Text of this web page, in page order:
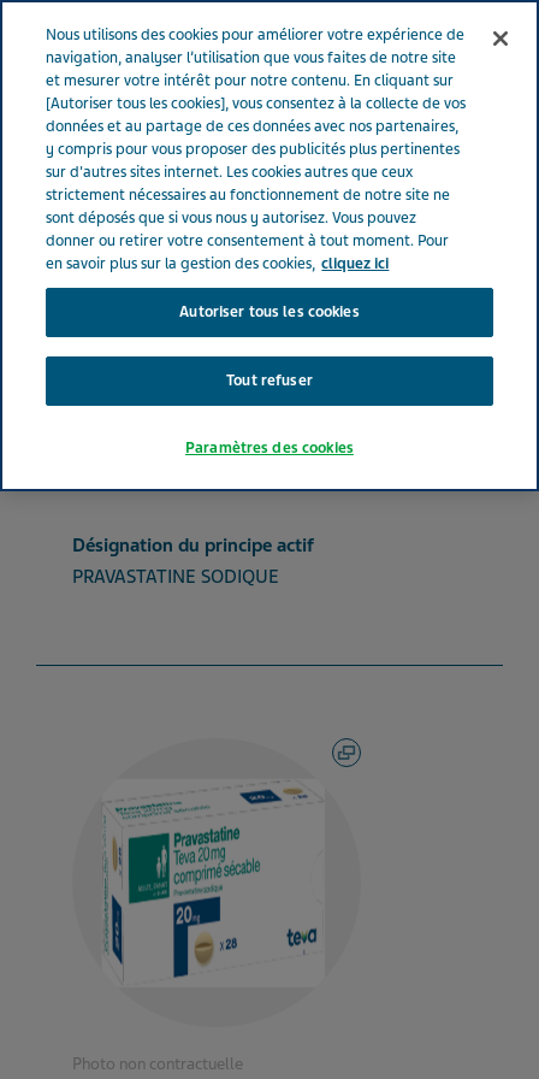
Menu
France Nos Produits PRAVASTATINE TEVA® 20 mg (bte de 28)
PRAVASTATINE TEVA® 20
mg (bte de 28)
HYPOLIPIDÉMIANTS PRAVASTATINE SODIQUE
Forme pharmaceutique
Désignation du principe actif
PRAVASTATINE SODIQUE
Photo non contractuelle
Nous utilisons des cookies pour améliorer votre expérience de
navigation, analyser l’utilisation que vous faites de notre site
et mesurer votre intérêt pour notre contenu. En cliquant sur
[Autoriser tous les cookies], vous consentez à la collecte de vos
données et au partage de ces données avec nos partenaires,
y compris pour vous proposer des publicités plus pertinentes
sur d'autres sites internet. Les cookies autres que ceux
strictement nécessaires au fonctionnement de notre site ne
sont déposés que si vous nous y autorisez. Vous pouvez
donner ou retirer votre consentement à tout moment. Pour
en savoir plus sur la gestion des cookies, cliquez ici
Autoriser tous les cookies
Tout refuser
Paramètres des cookies